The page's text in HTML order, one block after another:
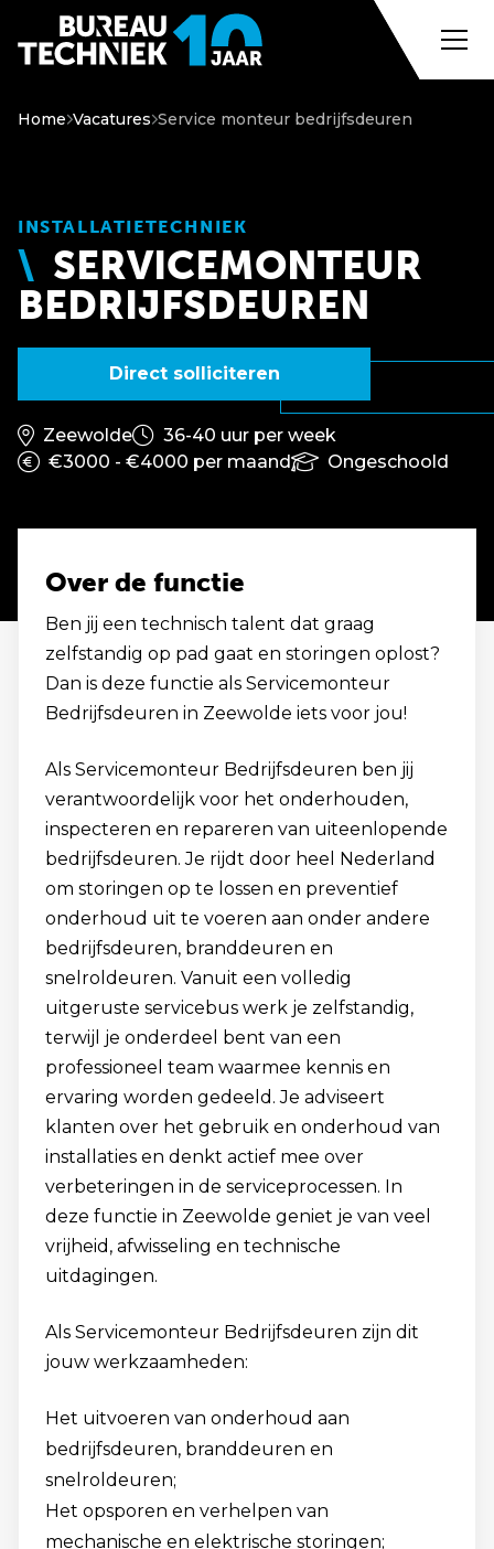
Home Vacatures Service monteur bedrijfsdeuren
INSTALLATIETECHNIEK
SERVICEMONTEUR
BEDRIJFSDEUREN
Direct solliciteren
Zeewolde
36-40 uur per week
€3000 - €4000 per maand
Ongeschoold
Over de functie
Ben jij een technisch talent dat graag
zelfstandig op pad gaat en storingen oplost?
Dan is deze functie als Servicemonteur
Bedrijfsdeuren in Zeewolde iets voor jou!
Als Servicemonteur Bedrijfsdeuren ben jij
verantwoordelijk voor het onderhouden,
inspecteren en repareren van uiteenlopende
bedrijfsdeuren. Je rijdt door heel Nederland
om storingen op te lossen en preventief
onderhoud uit te voeren aan onder andere
bedrijfsdeuren, branddeuren en
snelroldeuren. Vanuit een volledig
uitgeruste servicebus werk je zelfstandig,
terwijl je onderdeel bent van een
professioneel team waarmee kennis en
ervaring worden gedeeld. Je adviseert
klanten over het gebruik en onderhoud van
installaties en denkt actief mee over
verbeteringen in de serviceprocessen. In
deze functie in Zeewolde geniet je van veel
vrijheid, afwisseling en technische
uitdagingen.
Als Servicemonteur Bedrijfsdeuren zijn dit
jouw werkzaamheden:
Het uitvoeren van onderhoud aan
bedrijfsdeuren, branddeuren en
snelroldeuren;
Het opsporen en verhelpen van
mechanische en elektrische storingen;